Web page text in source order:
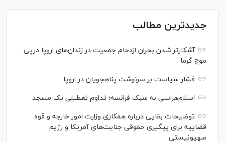
جدیدترین مطالب
آشکارتر شدن بحران ازدحام جمعیت در زندان‌های اروپا درپی
موج گرما
فشار سیاست بر سرنوشت پناهجویان در اروپا
اسلام‌هراسی به سبک فرانسه؛ تداوم تعطیلی یک مسجد
توضیحات بقایی درباره همکاری وزارت امور خارجه و قوه
قضاییه برای پیگیری حقوقی جنایت‌های آمریکا و رژیم
صهیونیستی